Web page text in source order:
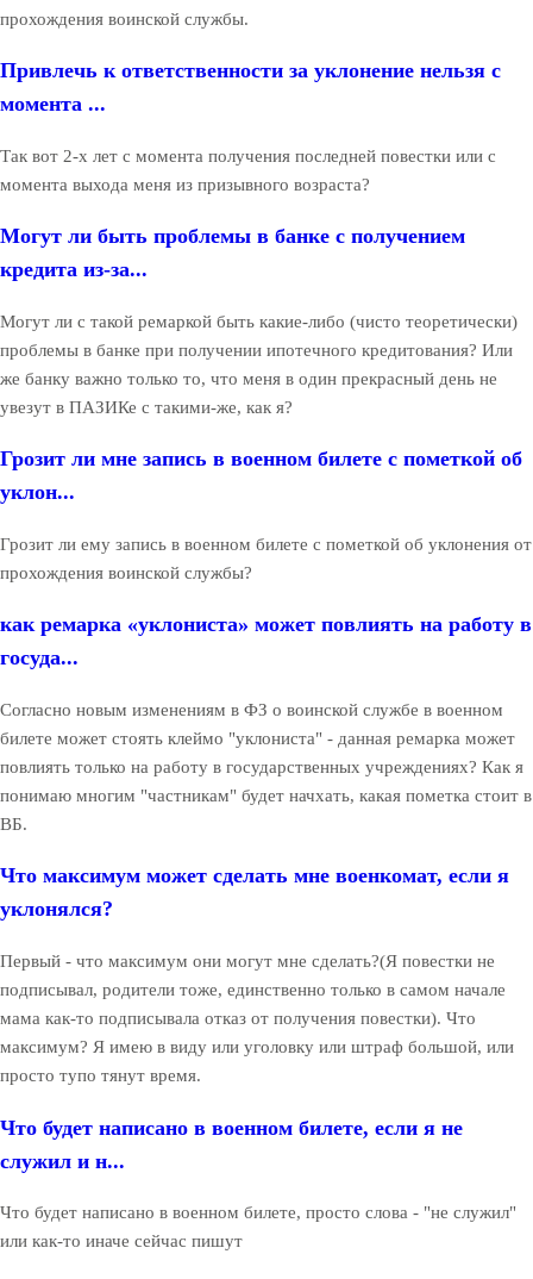
прохождения воинской службы.
Привлечь к ответственности за уклонение нельзя с
момента ...
Так вот 2-х лет с момента получения последней повестки или с
момента выхода меня из призывного возраста?
Могут ли быть проблемы в банке с получением
кредита из-за...
Могут ли с такой ремаркой быть какие-либо (чисто теоретически)
проблемы в банке при получении ипотечного кредитования? Или
же банку важно только то, что меня в один прекрасный день не
увезут в ПАЗИКе с такими-же, как я?
Грозит ли мне запись в военном билете с пометкой об
уклон...
Грозит ли ему запись в военном билете с пометкой об уклонения от
прохождения воинской службы?
как ремарка «уклониста» может повлиять на работу в
госуда...
Согласно новым изменениям в ФЗ о воинской службе в военном
билете может стоять клеймо "уклониста" - данная ремарка может
повлиять только на работу в государственных учреждениях? Как я
понимаю многим "частникам" будет начхать, какая пометка стоит в
ВБ.
Что максимум может сделать мне военкомат, если я
уклонялся?
Первый - что максимум они могут мне сделать?(Я повестки не
подписывал, родители тоже, единственно только в самом начале
мама как-то подписывала отказ от получения повестки). Что
максимум? Я имею в виду или уголовку или штраф большой, или
просто тупо тянут время.
Что будет написано в военном билете, если я не
служил и н...
Что будет написано в военном билете, просто слова - "не служил"
или как-то иначе сейчас пишут